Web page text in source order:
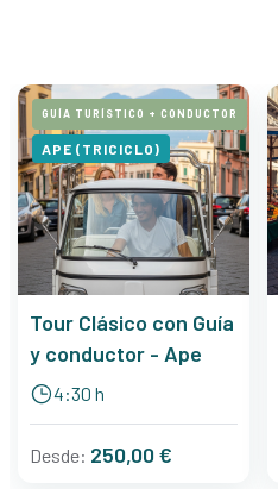
GUÍA TURÍSTICO + CONDUCTOR
APE (TRICICLO)
Tour Clásico con Guía
y conductor - Ape
4:30 h
Desde: 250,00 €